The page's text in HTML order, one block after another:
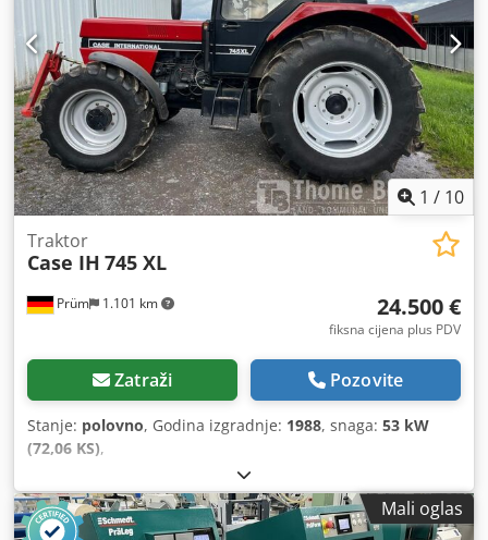
1 / 10
Prüm 1.101 km
Traktor
Case IH 745 XL
24.500 €
fiksna cijena plus PDV
Zatraži Pozovite
Stanje: polovno, Godina izgradnje: 1988, snaga: 53 kW
(72,06 KS),
Mali oglas